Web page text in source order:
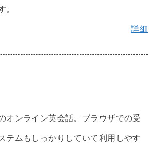
。
詳細
オンライン英会話。ブラウザでの受
テムもしっかりしていて利用しやす